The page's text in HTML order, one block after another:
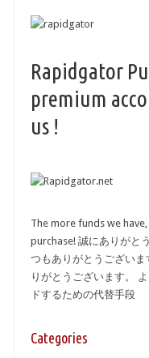
Rapidgator
premium
us !
The more funds we
purchase! 誠にありがと
つもありがとうござい
りがとうございます。
ドするための代替手段
Categories